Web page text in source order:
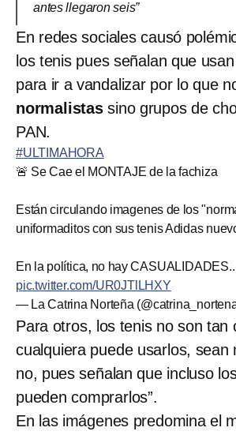
antes llegaron seis”
En redes sociales causó
los tenis pues señalan que usan
para ir a vandalizar por lo que
normalistassino grupos de
PAN.
#ULTIMAHORA
🚨 Se Cae el MONTAJE de la fachiza
Están circulando imagenes de los
uniformaditos con sus tenis Adidas
En la política, no hay
pic.twitter.com/UR0JTlLHXY
— La Catrina Norteña
Para otros, los tenis no son tan
cualquiera puede usarlos, sean
no, pues señalan que incluso
pueden comprarlos”.
En las imágenes predomina el